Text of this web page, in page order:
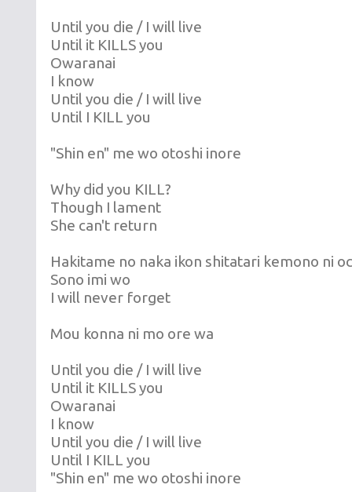
Until you die / I will live
Until it KILLS you
Owaranai
I know
Until you die / I will live
Until I KILL you
"Shin en" me wo otoshi inore
Why did you KILL?
Though I lament
She can't return
Hakitame no naka ikon shitatari kemono ni
Sono imi wo
I will never forget
Mou konna ni mo ore wa
Until you die / I will live
Until it KILLS you
Owaranai
I know
Until you die / I will live
Until I KILL you
"Shin en" me wo otoshi inore